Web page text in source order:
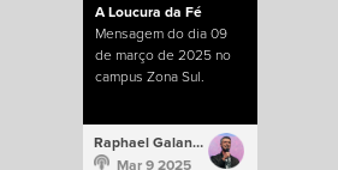
A Loucura da Fé
Mensagem do dia 09
de março de 2025 no
campus Zona Sul.
Raphael Galante
Mar 9 2025